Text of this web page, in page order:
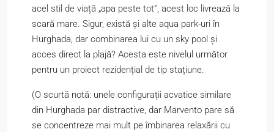
acel stil de viață „apa peste tot”, acest loc livrează la
scară mare. Sigur, există și alte aqua park-uri în
Hurghada, dar combinarea lui cu un sky pool și
acces direct la plajă? Acesta este nivelul următor
pentru un proiect rezidențial de tip stațiune.
(O scurtă notă: unele configurații acvatice similare
din Hurghada par distractive, dar Marvento pare să
se concentreze mai mult pe îmbinarea relaxării cu